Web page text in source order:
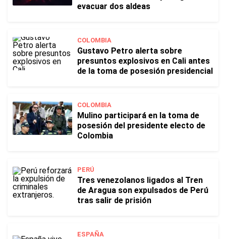
evacuar dos aldeas
COLOMBIA
Gustavo Petro alerta sobre
presuntos explosivos en Cali antes
de la toma de posesión presidencial
COLOMBIA
Mulino participará en la toma de
posesión del presidente electo de
Colombia
PERÚ
Tres venezolanos ligados al Tren
de Aragua son expulsados de Perú
tras salir de prisión
ESPAÑA